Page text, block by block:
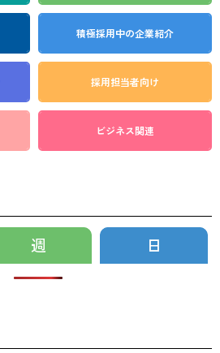
積極採用中の企業紹介
採用担当者向け
ビジネス関連
週 日